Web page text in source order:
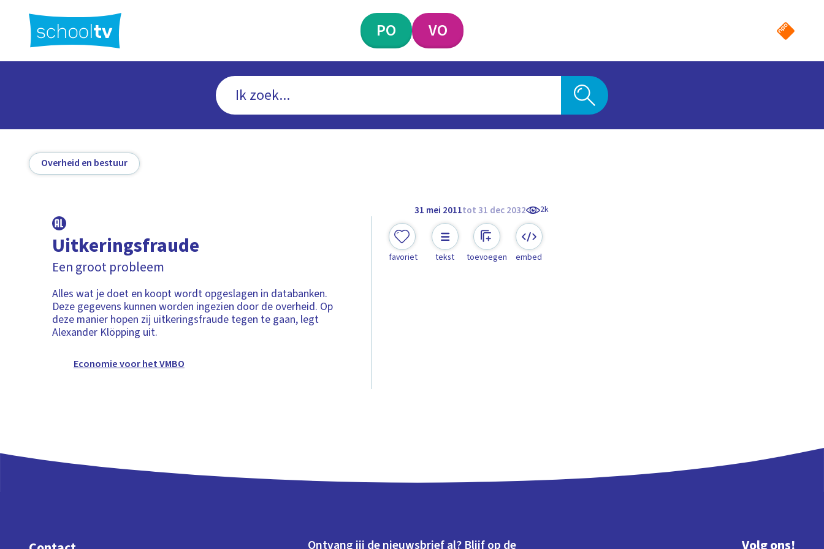
hoofdinhoud
PO VO
Overheid en bestuur
31 mei 2011tot 31 dec 2032 2k
Uitkeringsfraude
Een groot probleem
Alles wat je doet en koopt wordt opgeslagen in databanken.
Deze gegevens kunnen worden ingezien door de overheid. Op
deze manier hopen zij uitkeringsfraude tegen te gaan, legt
Alexander Klöpping uit.
Economie voor het VMBO
favoriet tekst toevoegen embed
Ontvang jij de nieuwsbrief al? Blijf op de